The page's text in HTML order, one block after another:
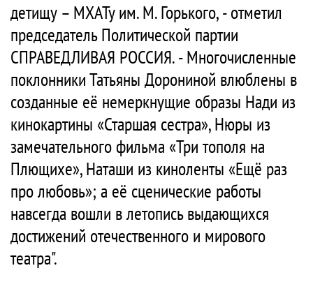
детищу – МХАТу им. М. Горького, - отметил
председатель Политической партии
СПРАВЕДЛИВАЯ РОССИЯ. - Многочисленные
поклонники Татьяны Дорониной влюблены в
созданные её немеркнущие образы Нади из
кинокартины «Старшая сестра», Нюры из
замечательного фильма «Три тополя на
Плющихе», Наташи из киноленты «Ещё раз
про любовь»; а её сценические работы
навсегда вошли в летопись выдающихся
достижений отечественного и мирового
театра".